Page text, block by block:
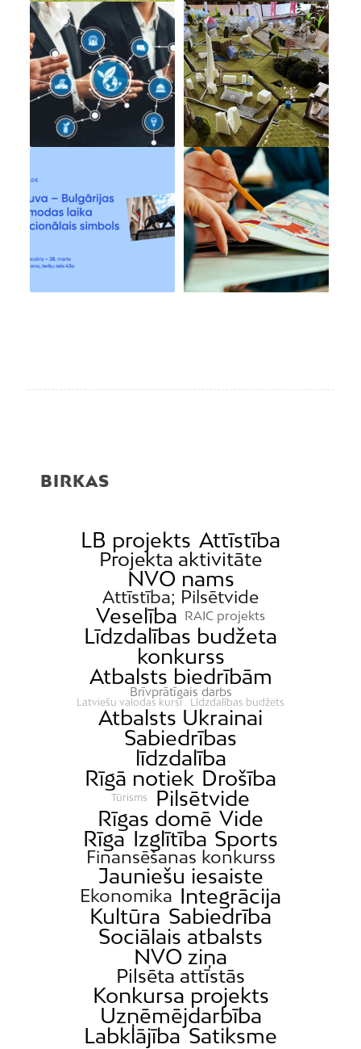
BIRKAS
LB projekts Attīstība
Projekta aktivitāte
NVO nams
Attīstība; Pilsētvide
Veselība RAIC projekts
Līdzdalības budžeta
konkurss
Atbalsts biedrībām
Brīvprātīgais darbs
Latviešu valodas kursi Līdzdalības budžets
Atbalsts Ukrainai
Sabiedrības
līdzdalība
Rīgā notiek Drošība
Tūrisms
Pilsētvide
Rīgas domē Vide
Rīga Izglītība Sports
Finansēšanas konkurss
Jauniešu iesaiste
Ekonomika Integrācija
Kultūra Sabiedrība
Sociālais atbalsts
NVO ziņa
Pilsēta attīstās
Konkursa projekts
Uzņēmējdarbība
Labklājība Satiksme